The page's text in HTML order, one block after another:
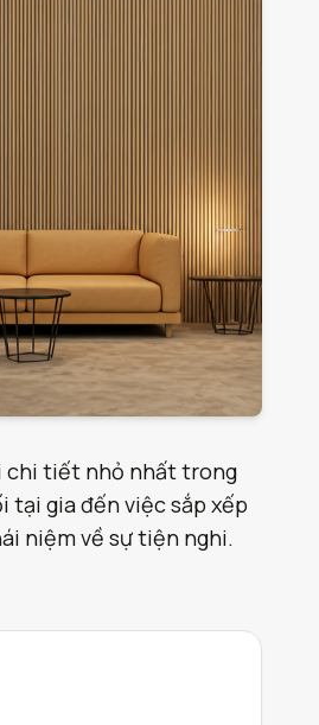
chi tiết nhỏ nhất trong
tại gia đến việc sắp xếp
niệm về sự tiện nghi.